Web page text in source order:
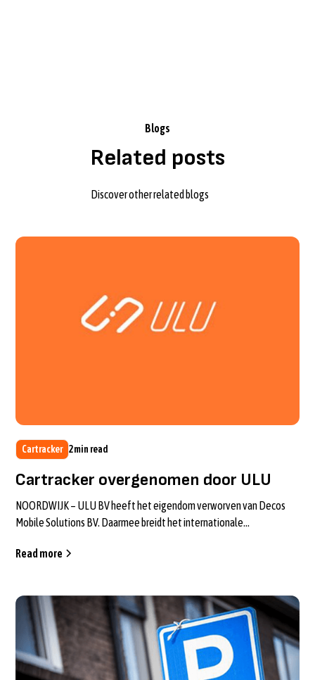
Blogs
Related posts
Discover other related blogs
Cartracker 2min read
Cartracker overgenomen door ULU
NOORDWIJK – ULU BV heeft het eigendom verworven van Decos
Mobile Solutions BV. Daarmee breidt het internationale
Read more